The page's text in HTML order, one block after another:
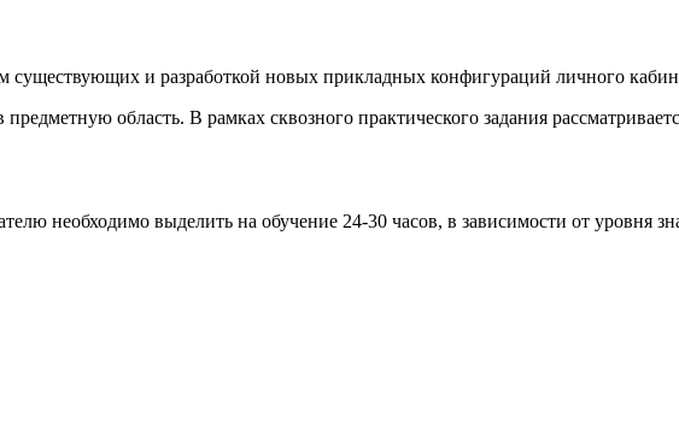
существующих и разработкой новых прикладных конфигураций личного
область. В рамках сквозного практического задания
необходимо выделить на обучение 24-30 часов, в зависимости от уровня